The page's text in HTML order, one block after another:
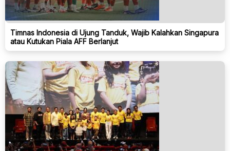
Timnas Indonesia di Ujung Tanduk, Wajib Kalahkan Singapura
atau Kutukan Piala AFF Berlanjut